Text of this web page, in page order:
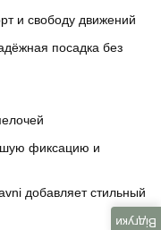
и свободу движений
посадка без
фиксацию и
добавляет стильный
Відгуки